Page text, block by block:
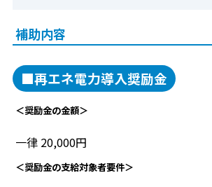
補助内容
■再エネ電力導入奨励金
＜奨励金の金額＞
一律 20,000円
＜奨励金の支給対象者要件＞